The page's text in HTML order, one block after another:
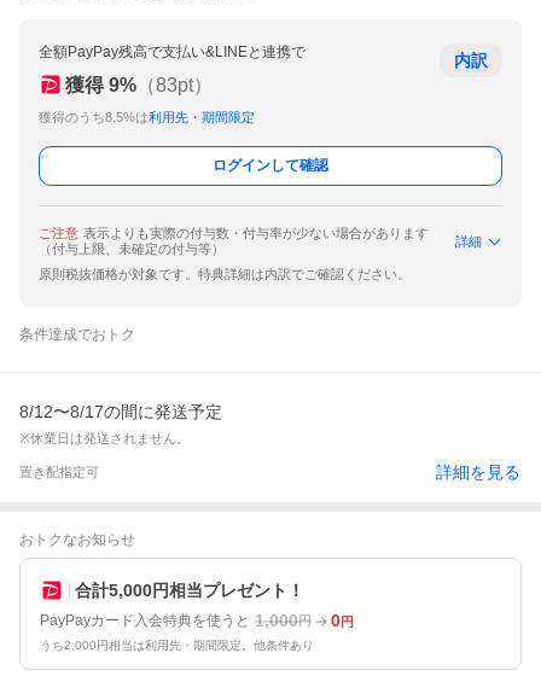
全額PayPay残高で支払い&LINEと連携で
獲得 9% （83pt）
獲得のうち8.5%は利用先・期間限定
内訳
ログインして確認
ご注意 表示よりも実際の付与数・付与率が少ない場合があります
（付与上限、未確定の付与等）
詳細
原則税抜価格が対象です。特典詳細は内訳でご確認ください。
条件達成でおトク
8/12〜8/17の間に発送予定
※休業日は発送されません。
置き配指定可 詳細を見る
おトクなお知らせ
合計5,000円相当プレゼント！
PayPayカード入会特典を使うと 1,000円 0円
うち2,000円相当は利用先・期間限定。他条件あり